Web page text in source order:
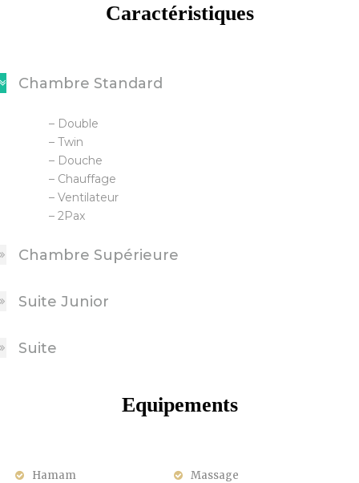
Caractéristiques
Chambre Standard
– Double
– Twin
– Douche
– Chauffage
– Ventilateur
– 2Pax
Chambre Supérieure
Suite Junior
Suite
Equipements
Hamam
Massage